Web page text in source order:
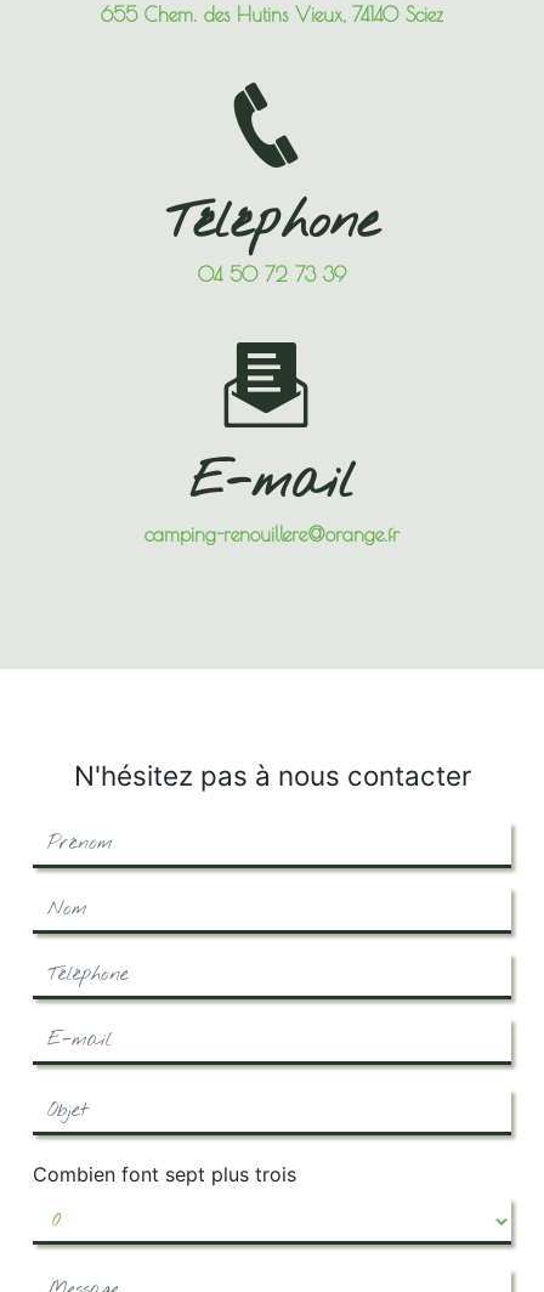
655 Chem. des Hutins Vieux, 74140 Sciez
Téléphone
04 50 72 73 39
E-mail
camping-renouillere@orange.fr
N'hésitez pas à nous contacter
Combien font sept plus trois